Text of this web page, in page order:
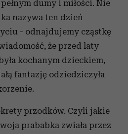
dumy i miłości. Nie
nazywa ten dzień
- odnajdujemy cząstkę
że przed laty
kochanym dzieckiem,
fantazję odziedziczyła
przodków. Czyli jakie
prababka zwiała przez